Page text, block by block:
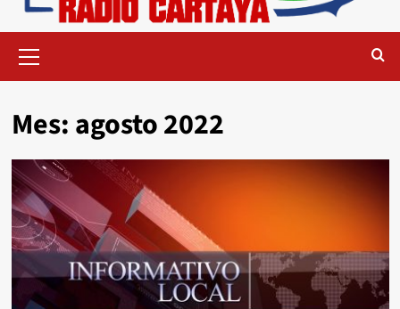
Mes:agosto 2022